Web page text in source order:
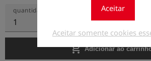
Aceitar
Aceitar somente cookies
quantidade
1
add_shopping_cart Adicionar ao